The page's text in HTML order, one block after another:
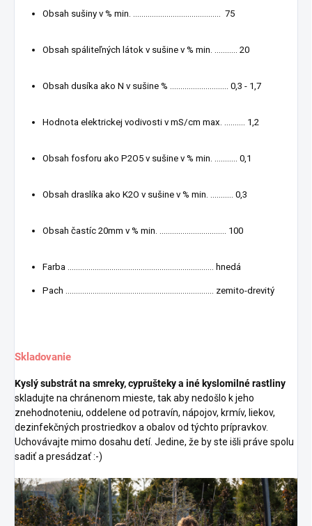
Obsah sušiny v % min. .......................................... 75
Obsah spáliteľných látok v sušine v % min. ........... 20
Obsah dusíka ako N v sušine % ............................ 0,3 - 1,7
Hodnota elektrickej vodivosti v mS/cm max. .......... 1,2
Obsah fosforu ako P2O5 v sušine v % min. ........... 0,1
Obsah draslíka ako K2O v sušine v % min. ........... 0,3
Obsah častíc 20mm v % min. ................................ 100
Farba ...................................................................... hnedá
Pach ....................................................................... zemito-drevitý
Skladovanie
Kyslý substrát na smreky, cyprušteky a iné kyslomilné rastliny
skladujte na chránenom mieste, tak aby nedošlo k jeho
znehodnoteniu, oddelene od potravín, nápojov, krmív, liekov,
dezinfekčných prostriedkov a obalov od týchto prípravkov.
Uchovávajte mimo dosahu detí. Jedine, že by ste išli práve spolu
sadiť a presádzať :-)